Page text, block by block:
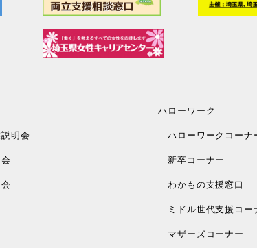
明会
ハローワーク
ハローワークコーナ
新卒コーナー
わかもの支援窓口
ミドル世代支援コー
マザーズコーナー